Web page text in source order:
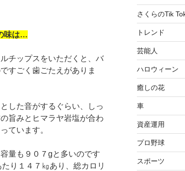
味は…
チップスをいただくと、バ
すごく歯ごたえがありま
した音がするぐらい、しっ
旨みとヒマラヤ岩塩が合わ
ています。
量も９０７gと多いのです
り１４７㎏あり、総カロリ
さくらのTik
トレンド
芸能人
ハロウィーン
癒しの花
車
資産運用
プロ野球
スポーツ